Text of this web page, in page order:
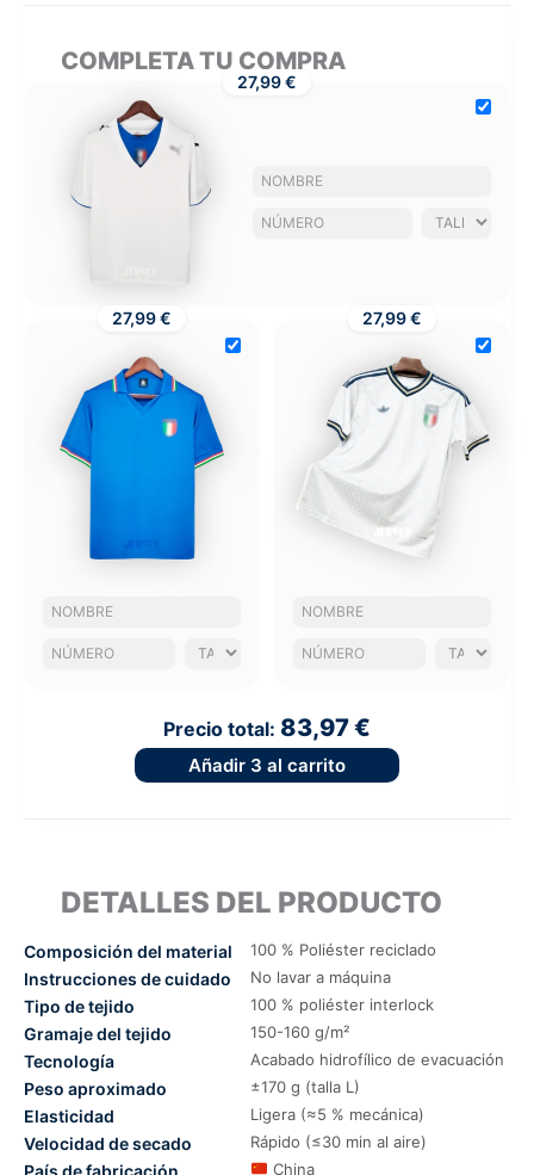
COMPLETA TU COMPRA
27,99 €
27,99 € 27,99 €
Precio total: 83,97 €
Añadir 3 al carrito
DETALLES DEL PRODUCTO
Composición del material 100 % Poliéster reciclado
Instrucciones de cuidado No lavar a máquina
Tipo de tejido 100 % poliéster interlock
Gramaje del tejido 150-160 g/m²
Tecnología Acabado hidrofílico de evacuación
Peso aproximado ±170 g (talla L)
Elasticidad Ligera (≈5 % mecánica)
Velocidad de secado Rápido (≤30 min al aire)
País de fabricación China